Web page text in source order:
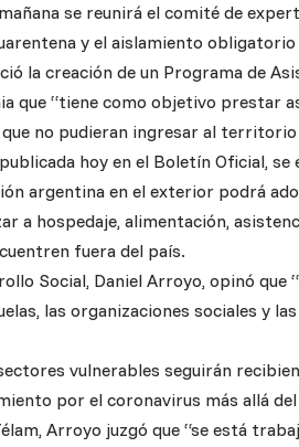
se reunirá el comité de
y el aislamiento
la creación de un Programa de
que “tiene como objetivo prestar
no pudieran ingresar al territorio
hoy en el Boletín Oficial,
argentina en el exterior podrá
a hospedaje, alimentación,
fuera del país.
Social, Daniel Arroyo, opinó que
las organizaciones sociales y
vulnerables seguirán
por el coronavirus más allá
Arroyo juzgó que “se está